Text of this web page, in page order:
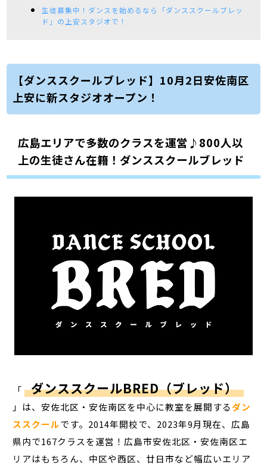
生徒募集中！ダンスを始めるなら「ダンススクールブレッ
ド」の上安スタジオで！
【ダンススクールブレッド】10月2日安佐南区
上安に新スタジオオープン！
広島エリアで多数のクラスを運営♪800人以
上の生徒さん在籍！ダンススクールブレッド
「 ダンススクールBRED（ブレッド）
」は、安佐北区・安佐南区を中心に教室を展開するダン
ススクールです。2014年開校で、2023年9月現在、広島
県内で167クラスを運営！広島市安佐北区・安佐南区エ
リアはもちろん、中区や西区、廿日市など幅広いエリア